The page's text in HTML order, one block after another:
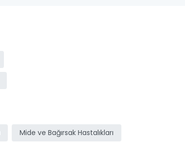
Mide ve Bağırsak Hastalıkları